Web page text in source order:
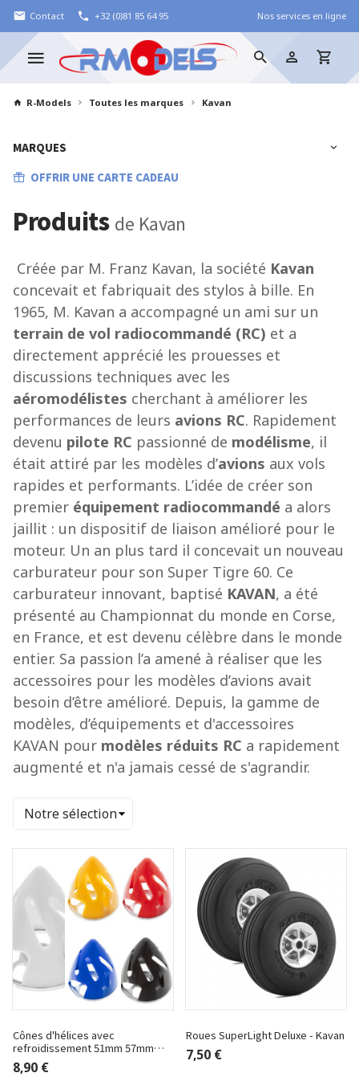
Contact +32 (0)81 85 64 95 Nos services en ligne
R-Models Toutes les marques Kavan
MARQUES
OFFRIR UNE CARTE CADEAU
Produits de Kavan
Créée par M. Franz Kavan, la société Kavan
concevait et fabriquait des stylos à bille. En
1965, M. Kavan a accompagné un ami sur un
terrain de vol radiocommandé (RC) et a
directement apprécié les prouesses et
discussions techniques avec les
aéromodélistes cherchant à améliorer les
performances de leurs avions RC. Rapidement
devenu pilote RC passionné de modélisme, il
était attiré par les modèles d’avions aux vols
rapides et performants. L’idée de créer son
premier équipement radiocommandé a alors
jaillit : un dispositif de liaison amélioré pour le
moteur. Un an plus tard il concevait un nouveau
carburateur pour son Super Tigre 60. Ce
carburateur innovant, baptisé KAVAN, a été
présenté au Championnat du monde en Corse,
en France, et est devenu célèbre dans le monde
entier. Sa passion l’a amené à réaliser que les
accessoires pour les modèles d’avions avait
besoin d’être amélioré. Depuis, la gamme de
modèles, d’équipements et d'accessoires
KAVAN pour modèles réduits RC a rapidement
augmenté et n'a jamais cessé de s'agrandir.
Cônes d'hélices avec
refroidissement 51mm 57mm
63mm - Kavan
8,90 €
Roues SuperLight Deluxe - Kavan
7,50 €